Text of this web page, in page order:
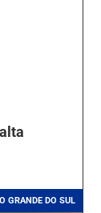
GRANDE DO SUL